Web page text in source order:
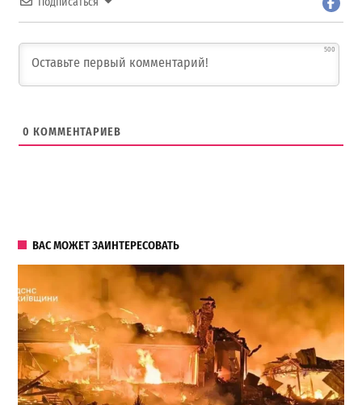
500
0 КОММЕНТАРИЕВ
ВАС МОЖЕТ ЗАИНТЕРЕСОВАТЬ